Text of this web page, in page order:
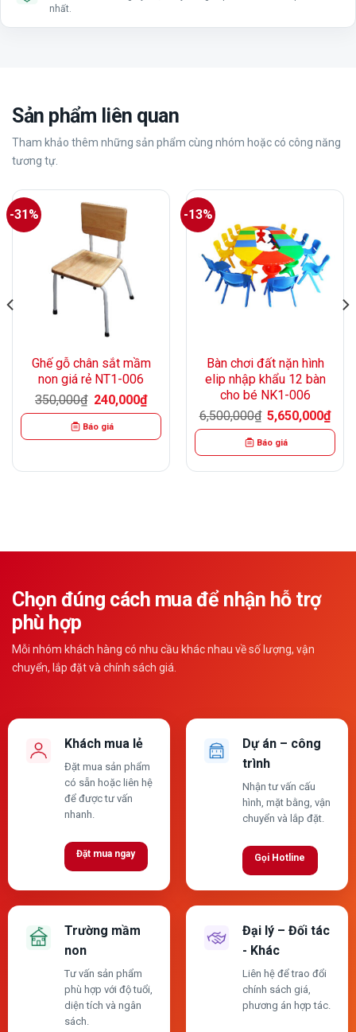
nhất.
Sản phẩm liên quan
Tham khảo thêm những sản phẩm cùng nhóm hoặc có công năng
tương tự.
-31%
Ghế gỗ chân sắt mầm
non giá rẻ NT1-006
350,000₫ Giá
gốc
350,000₫.
240,000₫Giá
hiện
tại
240,000₫.
Báo giá
-13%
Bàn chơi đất nặn hình
elip nhập khẩu 12 bàn
cho bé NK1-006
6,500,000₫ Giá
gốc
6,500,000₫.
5,650,000₫Giá
hiện
tại
Báo giá
Chọn đúng cách mua để nhận hỗ trợ
phù hợp
Mỗi nhóm khách hàng có nhu cầu khác nhau về số lượng, vận
chuyển, lắp đặt và chính sách giá.
Khách mua lẻ
Đặt mua sản phẩm
có sẵn hoặc liên hệ
để được tư vấn
nhanh.
Đặt mua ngay
Dự án – công
trình
Nhận tư vấn cấu
hình, mặt bằng, vận
chuyển và lắp đặt.
Gọi Hotline
Trường mầm
non
Tư vấn sản phẩm
phù hợp với độ tuổi,
diện tích và ngân
sách.
Đại lý – Đối tác
- Khác
Liên hệ để trao đổi
chính sách giá,
phương án hợp tác.